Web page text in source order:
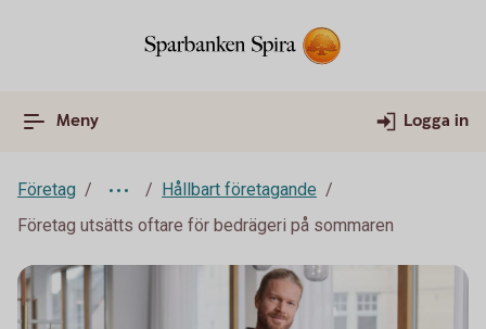
Meny Logga in
Företag
Hållbart företagande
Företag utsätts oftare för bedrägeri på sommaren